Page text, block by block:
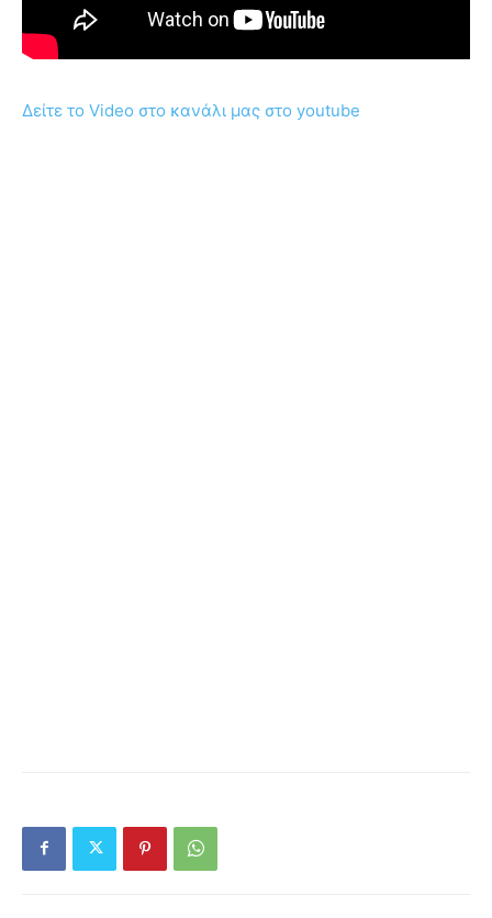
Δείτε το Video στο κανάλι μας στο youtube